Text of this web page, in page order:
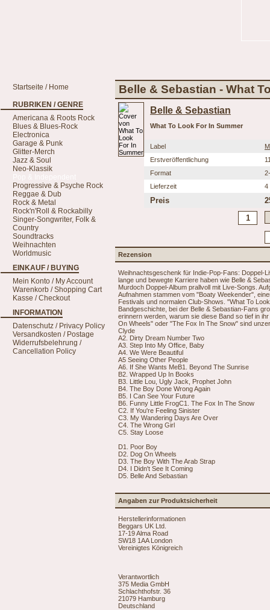
Startseite / Home
RUBRIKEN / GENRE
Americana & Roots Rock
Blues & Blues-Rock
Electronica
Garage & Punk
Glitter-Merch
Jazz & Soul
Neo-Klassik
Progressive & Psyche Rock
Reggae & Dub
Rock & Metal
Rock'n'Roll & Rockabilly
Singer-Songwriter, Folk &
Country
Soundtracks
Weihnachten
Worldmusic
EINKAUF / BUYING
Mein Konto / My Account
Warenkorb / Shopping Cart
Kasse / Checkout
INFORMATION
Datenschutz / Privacy Policy
Versandkosten / Postage
Widerrufsbelehrung /
Cancellation Policy
Belle & Sebastian - What
Belle & Sebastian
What To Look For In Summer
Label
Erstveröffentlichung
Format
Lieferzeit
4
Preis
Rezension
Weihnachtsgeschenk für Indie-Pop-Fans: Doppel-
lange und bewegte Karriere haben wie Belle &
Murdoch Doppel-Album prallvoll mit Live-Songs.
Aufnahmen stammen vom "Boaty Weekender",
Festivals und normalen Club-Shows. "What To
Bandgeschichte, bei der Belle & Sebastian-Fans
erinnern werden, warum sie diese Band so tief in
On Wheels" oder "The Fox In The Snow" sind
Clyde
A2. Dirty Dream Number Two
A3. Step Into My Office, Baby
A4. We Were Beautiful
A5 Seeing Other People
A6. If She Wants MeB1. Beyond The Sunrise
B2. Wrapped Up In Books
B3. Little Lou, Ugly Jack, Prophet John
B4. The Boy Done Wrong Again
B5. I Can See Your Future
B6. Funny Little FrogC1. The Fox In The Snow
C2. If You're Feeling Sinister
C3. My Wandering Days Are Over
C4. The Wrong Girl
C5. Stay Loose
D1. Poor Boy
D2. Dog On Wheels
D3. The Boy With The Arab Strap
D4. I Didn't See It Coming
D5. Belle And Sebastian
Angaben zur Produktsicherheit
Herstellerinformationen
Beggars UK Ltd.
17-19 Alma Road
SW18 1AA London
Vereinigtes Königreich
Verantwortlich
375 Media GmbH
Schlachthofstr. 36
21079 Hamburg
Deutschland